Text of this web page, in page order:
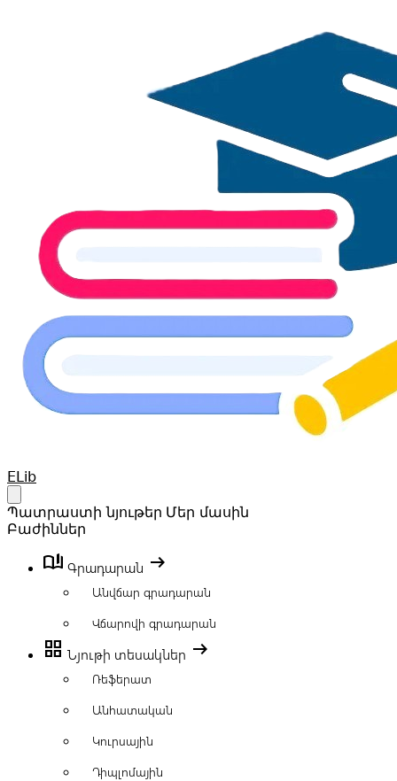
Your Company
ELib
Պատրաստի նյութեր Մեր մասին
Բաժիններ
book_ribbon Գրադարան arrow_right_alt
Անվճար գրադարան
Վճարովի գրադարան
grid_view Նյութի տեսակներ arrow_right_alt
Ռեֆերատ
Անհատական
Կուրսային
Դիպլոմային